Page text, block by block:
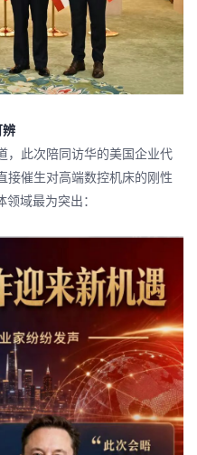
辨
，此次陪同访华的美国企业代
接催生对高端数控机床的刚性
域最为突出：